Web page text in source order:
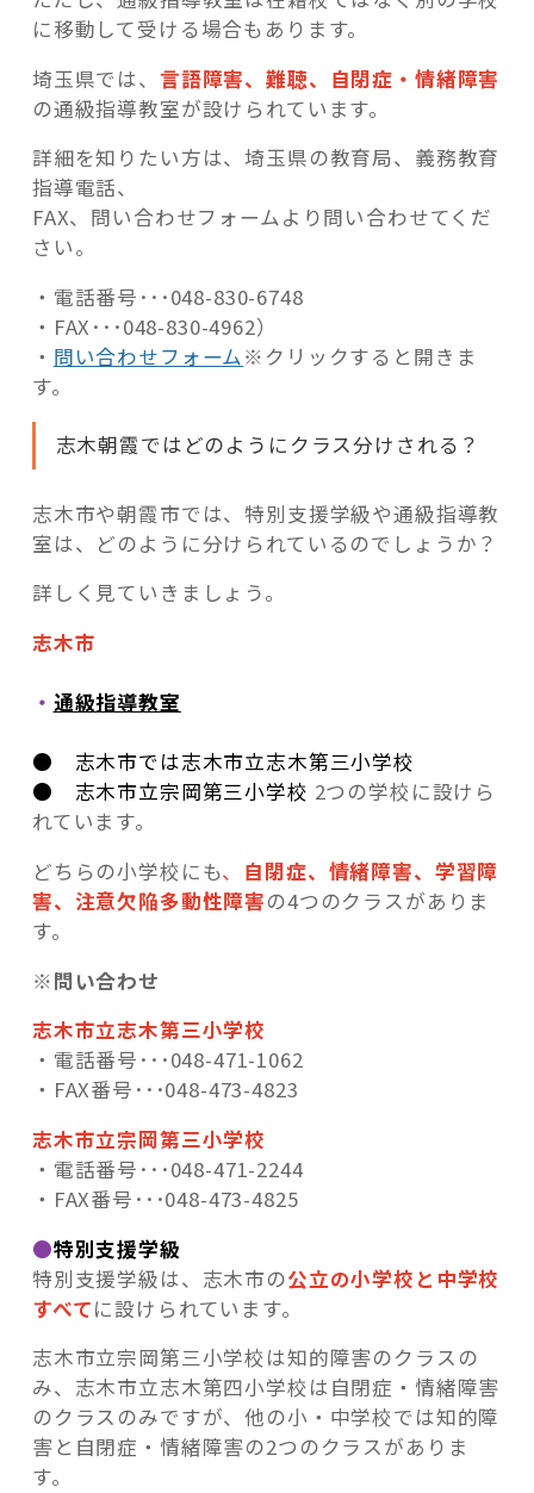
に移動して受ける場合もあります。
埼玉県では、 言語障害、難聴、自閉症・情緒障害
の通級指導教室が設けられています。
詳細を知りたい方は、埼玉県の教育局、義務教育
指導電話、
FAX、問い合わせフォームより問い合わせてくだ
さい。
・電話番号･･･048-830-6748
・FAX･･･048-830-4962）
・ 問い合わせフォーム※クリックすると開きま
す。
志木朝霞ではどのようにクラス分けされる？
志木市や朝霞市では、特別支援学級や通級指導教
室は、どのように分けられているのでしょうか？
詳しく見ていきましょう。
志木市
・ 通級指導教室
● 志木市では志木市立志木第三小学校
● 志木市立宗岡第三小学校 2つの学校に設けら
れています。
どちらの小学校にも、 自閉症、情緒障害、学習障
害、注意欠陥多動性障害の4つのクラスがありま
す。
※問い合わせ
志木市立志木第三小学校
・電話番号･･･048-471-1062
・FAX番号･･･048-473-4823
志木市立宗岡第三小学校
・電話番号･･･048-471-2244
・FAX番号･･･048-473-4825
●特別支援学級
特別支援学級は、志木市の公立の小学校と中学校
すべてに設けられています。
志木市立宗岡第三小学校は知的障害のクラスの
み、志木市立志木第四小学校は自閉症・情緒障害
のクラスのみですが、他の小・中学校では知的障
害と自閉症・情緒障害の2つのクラスがありま
す。